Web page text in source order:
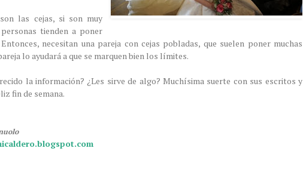
las cejas, si son muy
tienden a poner
necesitan una pareja con cejas pobladas, que suelen poner muchas
lo ayudará a que se marquen bien los límites.
la información? ¿Les sirve de algo? Muchísima suerte con sus escritos y
fin de semana.